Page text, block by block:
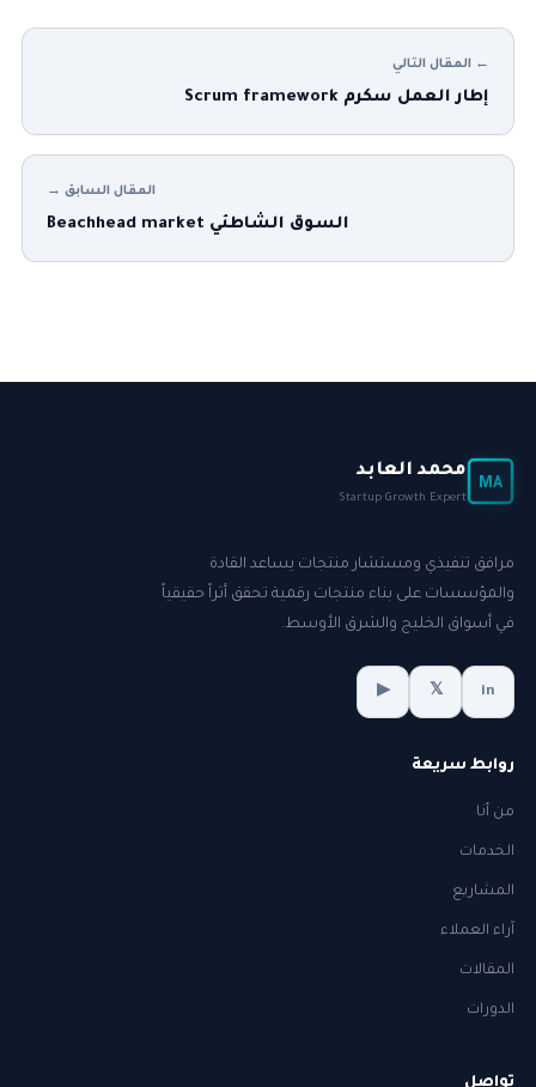
← المقال التالي
إطار العمل سكرم Scrum framework
المقال السابق →
السوق الشاطئي Beachhead market
MA
محمد العابد
Startup Growth Expert
مرافق تنفيذي ومستشار منتجات يساعد القادة
والمؤسسات على بناء منتجات رقمية تحقق أثراً حقيقياً
في أسواق الخليج والشرق الأوسط.
in
𝕏
▶
روابط سريعة
من أنا
الخدمات
المشاريع
آراء العملاء
المقالات
الدورات
تواصل